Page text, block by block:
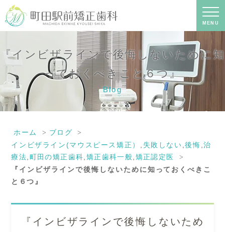
MENU
『インビザラインで後悔しないために
知っておくべきこと６つ』｜町田の矯
正歯科専門の歯科医院｜土日診療-町田
駅前矯正歯科
『インビザラインで後悔しないために知
っておくべきこと６つ』
Blog
ホーム
ブログ
インビザライン(マウスピース矯正）
失敗しない ,後悔 治
療法 町田の矯正歯科 矯正歯科一般 矯正認定医
『インビザラインで後悔しないために知っておくべきこ
と６つ』
『インビザラインで後悔しないため